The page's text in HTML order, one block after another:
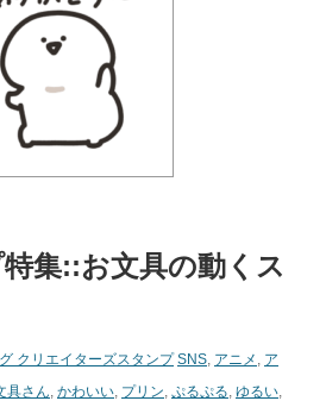
集::お文具の動くス
クリエイターズスタンプ SNS, アニメ , ア
具さん, かわいい, プリン, ぷるぷる, ゆるい,